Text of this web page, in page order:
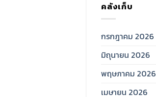
คลังเก็บ
กรกฎาคม 2026
มิถุนายน 2026
พฤษภาคม 2026
เมษายน 2026